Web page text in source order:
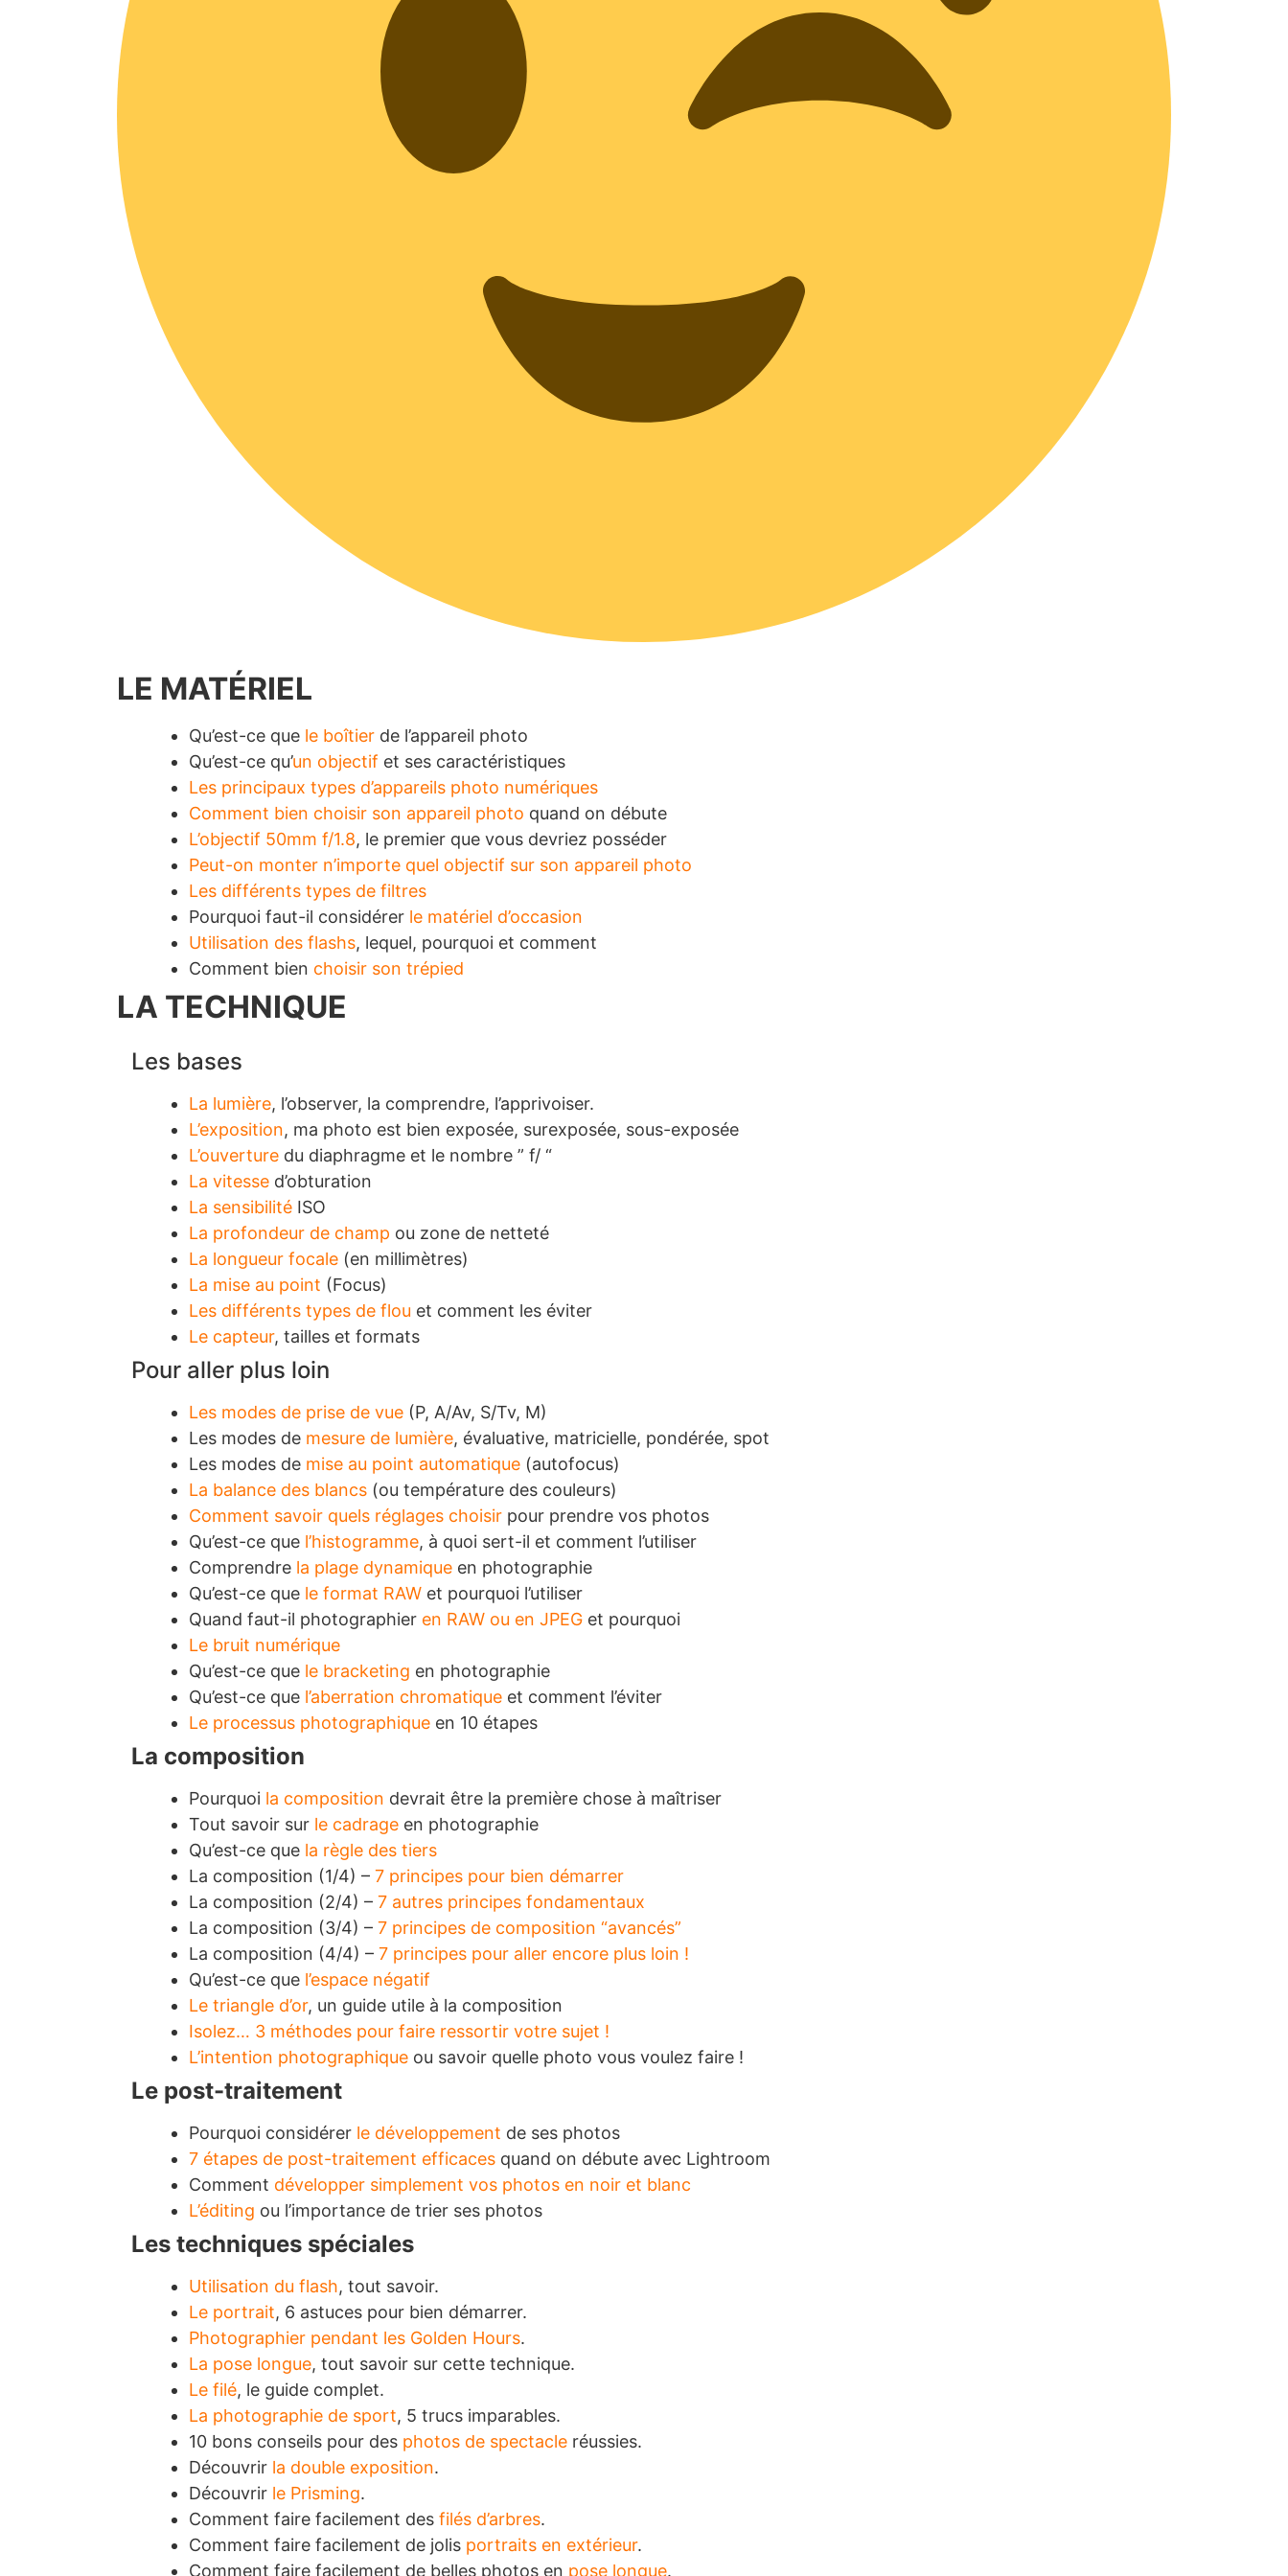
LE MATÉRIEL
Qu’est-ce que le boîtier de l’appareil photo
Qu’est-ce qu’un objectif et ses caractéristiques
Les principaux types d’appareils photo numériques
Comment bien choisir son appareil photo quand on débute
L’objectif 50mm f/1.8, le premier que vous devriez posséder
Peut-on monter n’importe quel objectif sur son appareil photo
Les différents types de filtres
Pourquoi faut-il considérer le matériel d’occasion
Utilisation des flashs, lequel, pourquoi et comment
Comment bien choisir son trépied
LA TECHNIQUE
Les bases
La lumière, l’observer, la comprendre, l’apprivoiser.
L’exposition, ma photo est bien exposée, surexposée, sous-exposée
L’ouverture du diaphragme et le nombre ” f/ “
La vitesse d’obturation
La sensibilité ISO
La profondeur de champ ou zone de netteté
La longueur focale (en millimètres)
La mise au point (Focus)
Les différents types de flou et comment les éviter
Le capteur, tailles et formats
Pour aller plus loin
Les modes de prise de vue (P, A/Av, S/Tv, M)
Les modes de mesure de lumière, évaluative, matricielle, pondérée, spot
Les modes de mise au point automatique (autofocus)
La balance des blancs (ou température des couleurs)
Comment savoir quels réglages choisir pour prendre vos photos
Qu’est-ce que l’histogramme, à quoi sert-il et comment l’utiliser
Comprendre la plage dynamique en photographie
Qu’est-ce que le format RAW et pourquoi l’utiliser
Quand faut-il photographier en RAW ou en JPEG et pourquoi
Le bruit numérique
Qu’est-ce que le bracketing en photographie
Qu’est-ce que l’aberration chromatique et comment l’éviter
Le processus photographique en 10 étapes
La composition
Pourquoi la composition devrait être la première chose à maîtriser
Tout savoir sur le cadrage en photographie
Qu’est-ce que la règle des tiers
La composition (1/4) – 7 principes pour bien démarrer
La composition (2/4) – 7 autres principes fondamentaux
La composition (3/4) – 7 principes de composition “avancés”
La composition (4/4) – 7 principes pour aller encore plus loin !
Qu’est-ce que l’espace négatif
Le triangle d’or, un guide utile à la composition
Isolez… 3 méthodes pour faire ressortir votre sujet !
L’intention photographique ou savoir quelle photo vous voulez faire !
Le post-traitement
Pourquoi considérer le développement de ses photos
7 étapes de post-traitement efficaces quand on débute avec Lightroom
Comment développer simplement vos photos en noir et blanc
L’éditing ou l’importance de trier ses photos
Les techniques spéciales
Utilisation du flash, tout savoir.
Le portrait, 6 astuces pour bien démarrer.
Photographier pendant les Golden Hours.
La pose longue, tout savoir sur cette technique.
Le filé, le guide complet.
La photographie de sport, 5 trucs imparables.
10 bons conseils pour des photos de spectacle réussies.
Découvrir la double exposition.
Découvrir le Prisming.
Comment faire facilement des filés d’arbres.
Comment faire facilement de jolis portraits en extérieur.
Comment faire facilement de belles photos en pose longue.